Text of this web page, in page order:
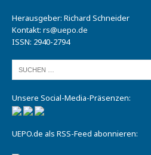
Herausgeber: Richard Schneider
Kontakt: rs@uepo.de
ISSN: 2940-2794
Unsere Social-Media-Präsenzen:
UEPO.de als RSS-Feed abonnieren: